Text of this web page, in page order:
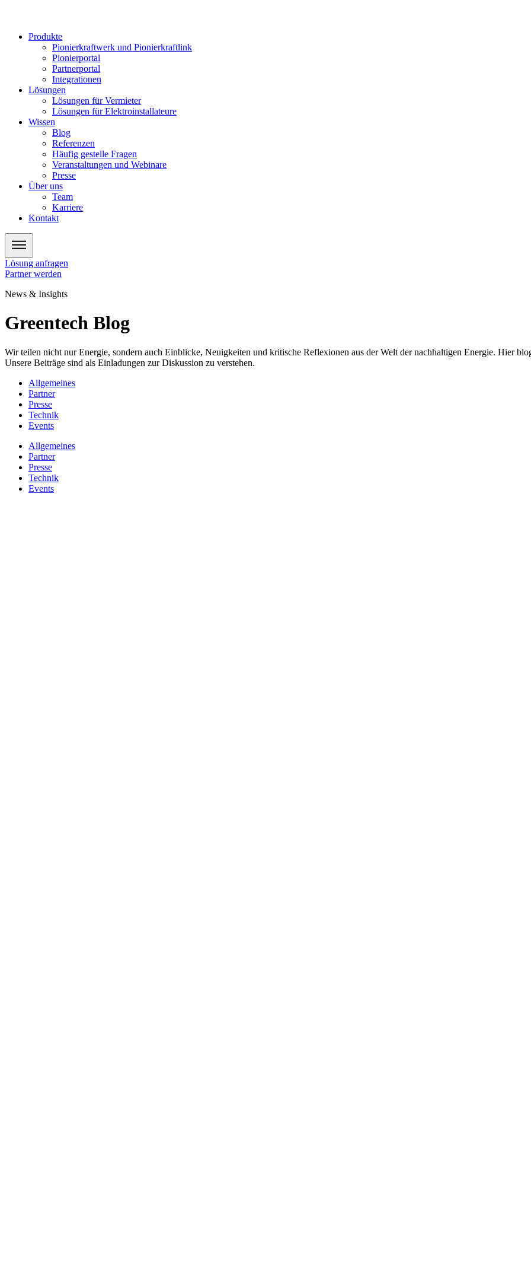
Produkte
Pionierkraftwerk und Pionierkraftlink
Pionierportal
Partnerportal
Integrationen
Lösungen
Lösungen für Vermieter
Lösungen für Elektroinstallateure
Wissen
Blog
Referenzen
Häufig gestelle Fragen
Veranstaltungen und Webinare
Presse
Über uns
Team
Karriere
Kontakt
Lösung anfragen
Partner werden
News & Insights
Greentech Blog
Wir teilen nicht nur Energie, sondern auch Einblicke, Neuigkeiten und kritische Reflexionen aus der Welt der nachhaltigen Energie. Hier
Unsere Beiträge sind als Einladungen zur Diskussion zu verstehen.
Allgemeines
Partner
Presse
Technik
Events
Allgemeines
Partner
Presse
Technik
Events